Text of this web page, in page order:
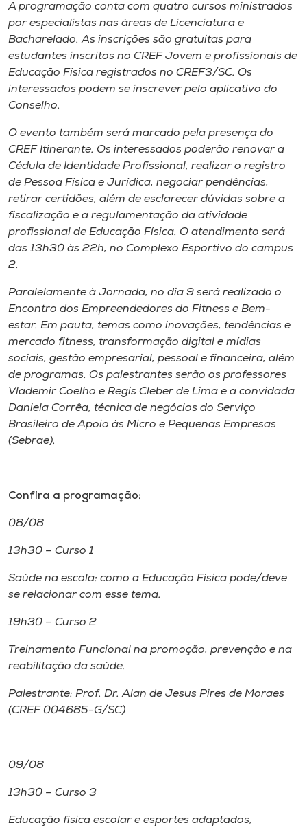
Museu
Unoesc
Store
Selecione
o idioma
A+
A-
A programação conta com quatro cursos ministrados
por especialistas nas áreas de Licenciatura e
Bacharelado. As inscrições são gratuitas para
estudantes inscritos no CREF Jovem e profissionais de
Educação Física registrados no CREF3/SC. Os
interessados podem se inscrever pelo aplicativo do
Conselho.
O evento também será marcado pela presença do
CREF Itinerante. Os interessados poderão renovar a
Cédula de Identidade Profissional, realizar o registro
de Pessoa Física e Jurídica, negociar pendências,
retirar certidões, além de esclarecer dúvidas sobre a
fiscalização e a regulamentação da atividade
profissional de Educação Física. O atendimento será
das 13h30 às 22h, no Complexo Esportivo do campus
2.
Paralelamente à Jornada, no dia 9 será realizado o
Encontro dos Empreendedores do Fitness e Bem-
estar. Em pauta, temas como inovações, tendências e
mercado fitness, transformação digital e mídias
sociais, gestão empresarial, pessoal e financeira, além
de programas. Os palestrantes serão os professores
Vlademir Coelho e Regis Cleber de Lima e a convidada
Daniela Corrêa, técnica de negócios do Serviço
Brasileiro de Apoio às Micro e Pequenas Empresas
(Sebrae).
Confira a programação:
08/08
13h30 – Curso 1
Saúde na escola: como a Educação Física pode/deve
se relacionar com esse tema.
19h30 – Curso 2
Treinamento Funcional na promoção, prevenção e na
reabilitação da saúde.
Palestrante: Prof. Dr. Alan de Jesus Pires de Moraes
(CREF 004685-G/SC)
09/08
13h30 – Curso 3
Educação física escolar e esportes adaptados,